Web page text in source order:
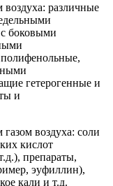
различные
боковыми
гетерогенные и
и
воздуха: соли
кислот
препараты,
эуфиллин),
кали и т.д.